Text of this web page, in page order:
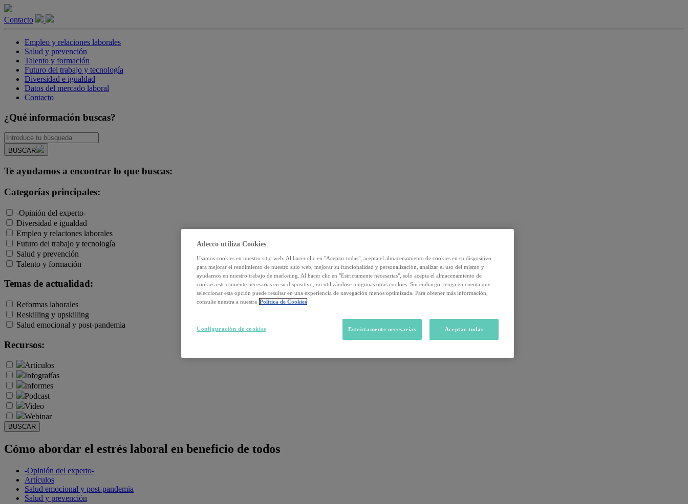
Contacto
Empleo y relaciones laborales
Salud y prevención
Talento y formación
Futuro del trabajo y tecnología
Diversidad e igualdad
Datos del mercado laboral
Contacto
¿Qué información buscas?
BUSCAR
Te ayudamos a encontrar lo que buscas:
Categorías principales:
-Opinión del experto-
Diversidad e igualdad
Empleo y relaciones laborales
Futuro del trabajo y tecnología
Salud y prevención
Talento y formación
Temas de actualidad:
Reformas laborales
Reskilling y upskilling
Salud emocional y post-pandemia
Recursos:
Artículos
Infografías
Informes
Podcast
Video
Webinar
BUSCAR
Cómo abordar el estrés laboral en beneficio de todos
-Opinión del experto-
Artículos
Salud emocional y post-pandemia
Salud y prevención
Adecco utiliza Cookies
Usamos cookies en nuestro sitio web. Al hacer clic en "Aceptar todas", acepta el almacenamiento de cookies en su dispositivo
para mejorar el rendimiento de nuestro sitio web, mejorar su funcionalidad y personalización, analizar el uso del mismo y
ayudarnos en nuestro trabajo de marketing. Al hacer clic en "Estrictamente necesarias", solo acepta el almacenamiento de
cookies estrictamente necesarias en su dispositivo, no utilizándose ningunas otras cookies. Sin embargo, tenga en cuenta que
seleccionar esta opción puede resultar en una experiencia de navegación menos optimizada. Para obtener más información,
consulte nuestra a nuestra Política de Cookies
Estrictamente necesarias Aceptar todas
Configuración de cookies